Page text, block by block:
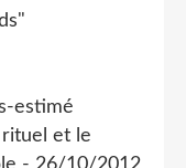
estimé
rituel et le